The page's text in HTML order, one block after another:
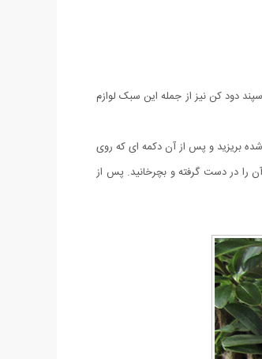
دود کن نیز از جمله این سبک لوازم
در محل مشخص شده بریزید و پس از آن دکمه ای که روی
را در دست گرفته و بچرخانید. پس از